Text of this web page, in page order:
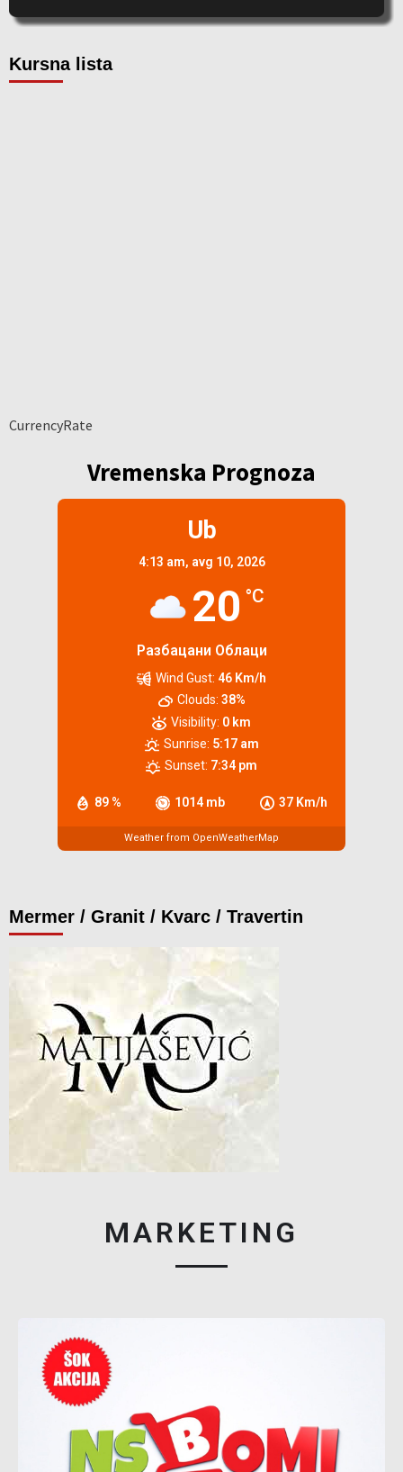
Kursna lista
CurrencyRate
Vremenska Prognoza
Ub
4:13 am, avg 10, 2026
20 °C
Разбацани Облаци
89 % 1014 mb 37 Km/h
Wind Gust: 46 Km/h
Clouds: 38%
Visibility: 0 km
Sunrise: 5:17 am
Sunset: 7:34 pm
Weather from OpenWeatherMap
Mermer / Granit / Kvarc / Travertin
MARKETING